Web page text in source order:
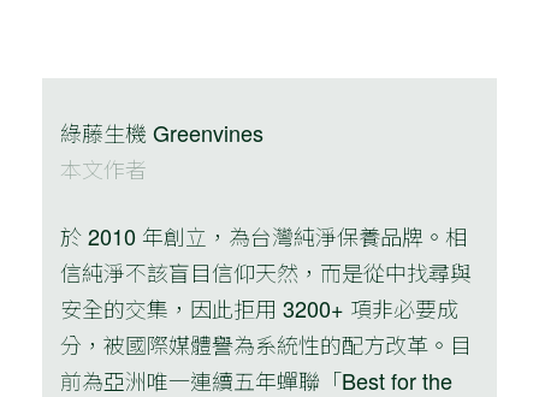
綠藤生機 Greenvines
本文作者
於 2010 年創立，為台灣純淨保養品牌。相
信純淨不該盲目信仰天然，而是從中找尋與
安全的交集，因此拒用 3200+ 項非必要成
分，被國際媒體譽為系統性的配方改革。目
前為亞洲唯一連續五年蟬聯「Best for the